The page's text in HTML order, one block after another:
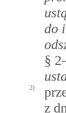
do
§
2)
z